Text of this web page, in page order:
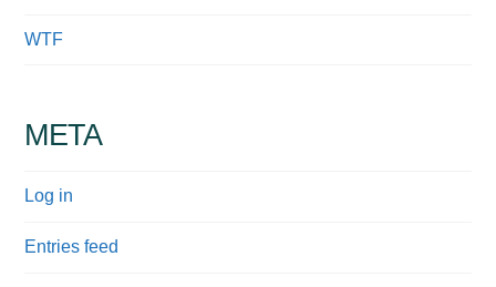
WTF
META
Log in
Entries feed